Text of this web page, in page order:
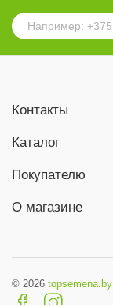
Контакты
Каталог
Покупателю
О магазине
© 2026 topsemena.by